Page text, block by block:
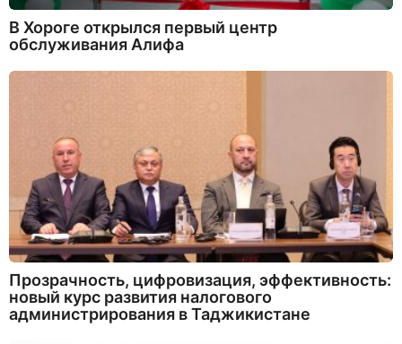
В Хороге открылся первый центр
обслуживания Алифа
Прозрачность, цифровизация, эффективность:
новый курс развития налогового
администрирования в Таджикистане